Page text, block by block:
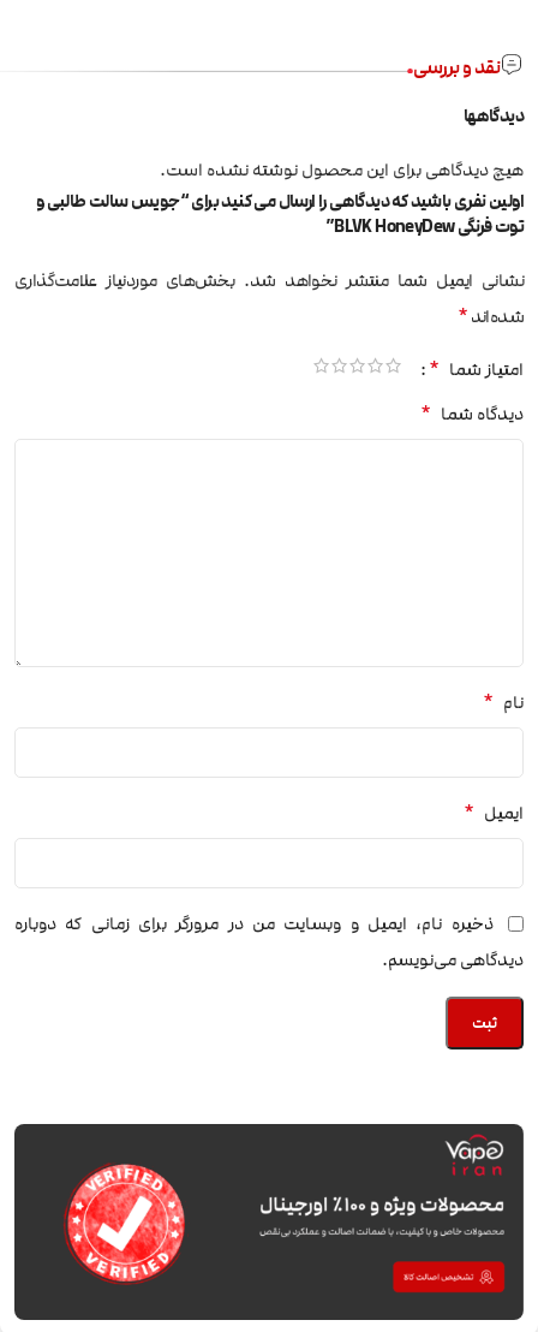
نقد و بررسی
دیدگاهها
هیچ دیدگاهی برای این محصول نوشته نشده است.
اولین نفری باشید که دیدگاهی را ارسال می کنید برای “جویس سالت طالبی و
توت فرنگی BLVK HoneyDew”
نشانی ایمیل شما منتشر نخواهد شد. بخش‌های موردنیاز علامت‌گذاری
شده‌اند*
امتیاز شما *
دیدگاه شما *
نام *
ایمیل *
ذخیره نام، ایمیل و وبسایت من در مرورگر برای زمانی که دوباره
دیدگاهی می‌نویسم.